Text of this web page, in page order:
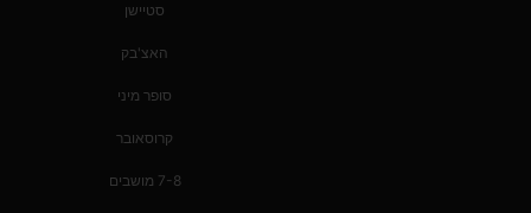
סטיישן
האצ'בק
סופר מיני
קרוסאובר
7-8 מושבים